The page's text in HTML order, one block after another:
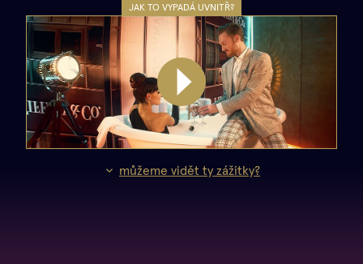
JAK TO VYPADÁ UVNITŘ?
Přehrát
video
můžeme vidět ty zážitky?